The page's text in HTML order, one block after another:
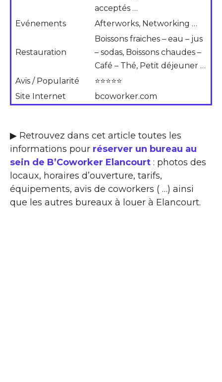
acceptés …
Evénements
Afterworks, Networking …
Restauration
Boissons fraiches – eau – jus
– sodas, Boissons chaudes –
Café – Thé, Petit déjeuner …
Avis / Popularité
⭐⭐⭐⭐⭐
Site Internet
bcoworker.com
▶ Retrouvez dans cet article toutes les
informations pour réserver un bureau au
sein de B’Coworker Elancourt : photos des
locaux, horaires d’ouverture, tarifs,
équipements, avis de coworkers ( …) ainsi
que les autres bureaux à louer à Elancourt.